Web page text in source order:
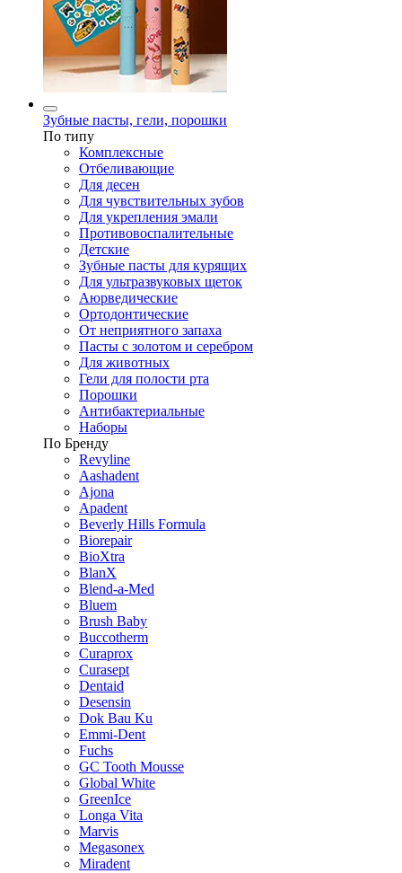
Зубные пасты, гели, порошки
По типу
Комплексные
Отбеливающие
Для десен
Для чувствительных зубов
Для укрепления эмали
Противовоспалительные
Детские
Зубные пасты для курящих
Для ультразвуковых щеток
Аюрведические
Ортодонтические
От неприятного запаха
Пасты с золотом и серебром
Для животных
Гели для полости рта
Порошки
Антибактериальные
Наборы
По Бренду
Revyline
Aashadent
Ajona
Apadent
Beverly Hills Formula
Biorepair
BioXtra
BlanX
Blend-a-Med
Bluem
Brush Baby
Buccotherm
Curaprox
Curasept
Dentaid
Desensin
Dok Bau Ku
Emmi-Dent
Fuchs
GC Tooth Mousse
Global White
GreenIce
Longa Vita
Marvis
Megasonex
Miradent